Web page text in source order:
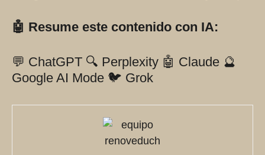
🤖 Resume este contenido con IA:
💬 ChatGPT 🔍 Perplexity 🤖 Claude 🔮
Google AI Mode 🐦 Grok